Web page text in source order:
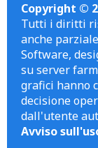
Copyright ©
Tutti i diritti
anche
Software,
su server
grafici hanno
decisione
dall'utente
Avviso